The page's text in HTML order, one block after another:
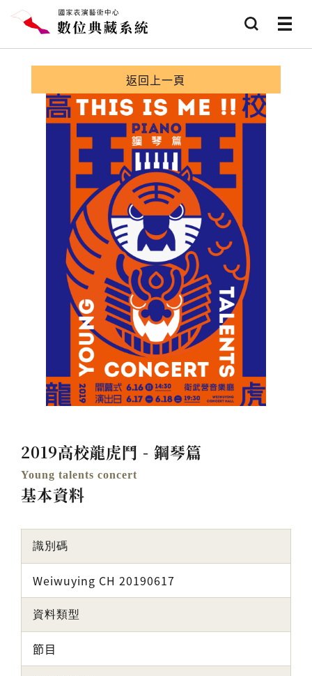
查詢
選項
返回上一頁
2019高校龍虎鬥 - 鋼琴篇
Young talents concert
基本資料
識別碼
Weiwuying CH 20190617
資料類型
節目